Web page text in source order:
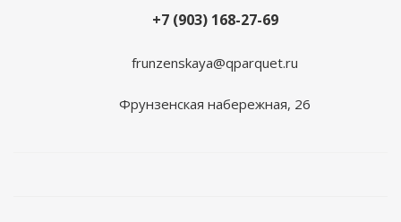
+7 (903) 168-27-69
frunzenskaya@qparquet.ru
Фрунзенская набережная, 26